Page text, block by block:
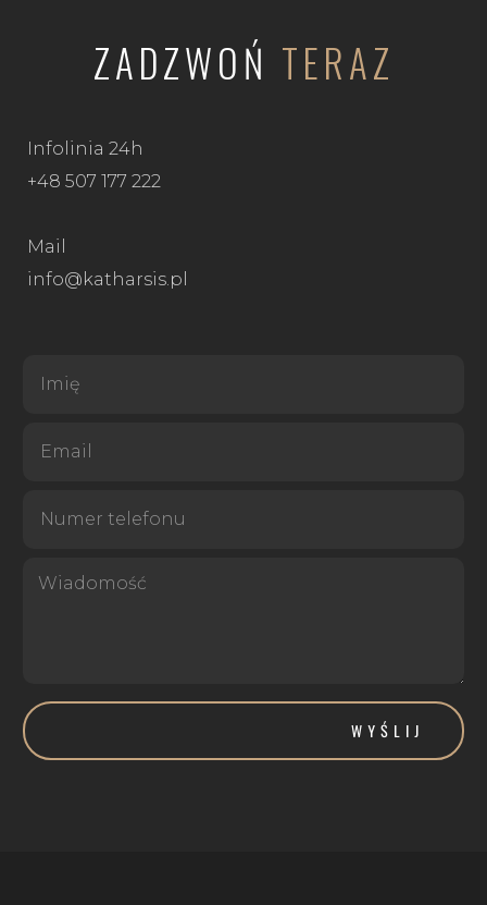
ZADZWOŃ TERAZ
Infolinia 24h
+48 507 177 222
Mail
info@katharsis.pl
WYŚLIJ